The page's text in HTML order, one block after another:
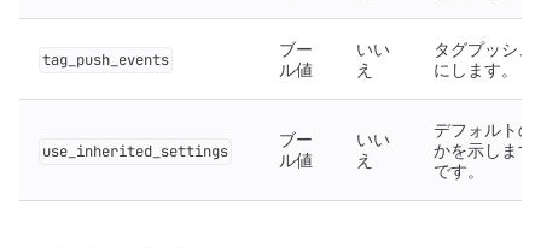
tag_push_events
ブー
ル値
いい
え
タグプッシ
にします。
use_inherited_settings
ブー
ル値
いい
え
デフォルトの
かを示します
です。